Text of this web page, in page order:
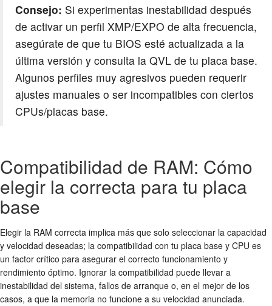
Consejo: Si experimentas inestabilidad después
de activar un perfil XMP/EXPO de alta frecuencia,
asegúrate de que tu BIOS esté actualizada a la
última versión y consulta la QVL de tu placa base.
Algunos perfiles muy agresivos pueden requerir
ajustes manuales o ser incompatibles con ciertos
CPUs/placas base.
Compatibilidad de RAM: Cómo
elegir la correcta para tu placa
base
Elegir la RAM correcta implica más que solo seleccionar la capacidad
y velocidad deseadas; la compatibilidad con tu placa base y CPU es
un factor crítico para asegurar el correcto funcionamiento y
rendimiento óptimo. Ignorar la compatibilidad puede llevar a
inestabilidad del sistema, fallos de arranque o, en el mejor de los
casos, a que la memoria no funcione a su velocidad anunciada.